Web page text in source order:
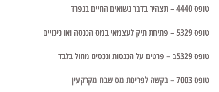
טופס 4440 – תצהיר בדבר נשואים החיים בנפרד
טופס 5329 – פתיחת תיק לעצמאי במס הכנסה ואו ניכויים
טופס 5329ב – פרטים על הכנסות ונכסים מחול בלבד
טופס 7003 – בקשה לפריסת מס שבח מקרקעין